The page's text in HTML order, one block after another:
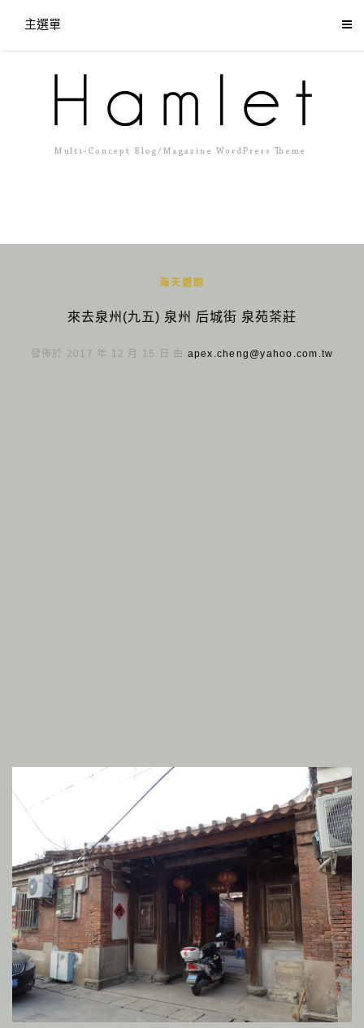
主選單
海天遊踪
來去泉州(九五) 泉州 后城街 泉苑茶莊
發佈於 2017 年 12 月 15 日 由 apex.cheng@yahoo.com.tw